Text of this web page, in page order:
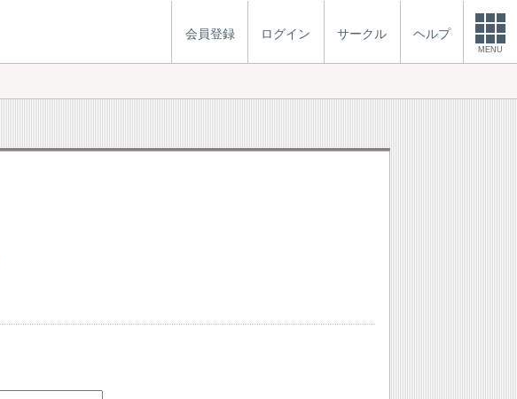
会員登録 ログイン サークル ヘルプ
MENU